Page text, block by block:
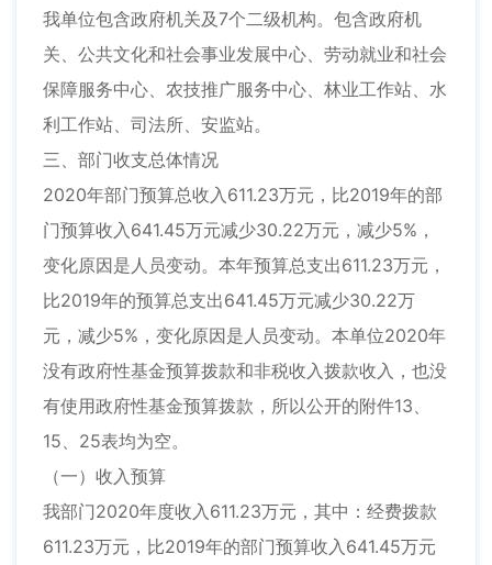
我单位包含政府机关及7个二级机构。包含政府机
关、公共文化和社会事业发展中心、劳动就业和社会
保障服务中心、农技推广服务中心、林业工作站、水
利工作站、司法所、安监站。
三、部门收支总体情况
2020年部门预算总收入611.23万元，比2019年的部
门预算收入641.45万元减少30.22万元，减少5%，
变化原因是人员变动。本年预算总支出611.23万元，
比2019年的预算总支出641.45万元减少30.22万
元，减少5%，变化原因是人员变动。本单位2020年
没有政府性基金预算拨款和非税收入拨款收入，也没
有使用政府性基金预算拨款，所以公开的附件13、
15、25表均为空。
（一）收入预算
我部门2020年度收入611.23万元，其中：经费拨款
611.23万元，比2019年的部门预算收入641.45万元